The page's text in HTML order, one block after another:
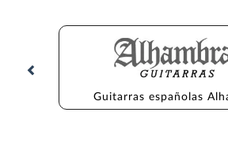
Guitarras españolas